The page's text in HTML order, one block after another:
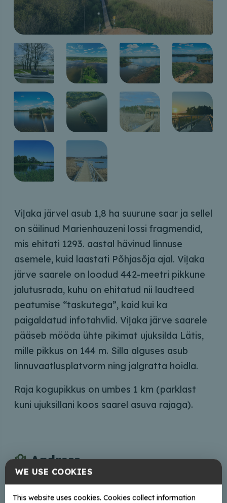
Viļaka järvel asub 1,8 ha suurune saar ja sellel
on säilinud Marienhauzeni lossi fragmendid,
mis ehitati 1293. aastal hävinud linnuse
asemele, kuid laastati Põhjasõja ajal. Viļaka
järve saarele on loodud 442-meetri pikkune
jalutusrada, kuhu on ehitatud nii laudteed
peatumise “taskutega”, kaid kui ka
paigaldatud infotahvlid. Viļaka järve saarele
pääseb mööda ühte pikimat ujuksilda Lätis,
mille pikkus on 144 m. Silla alguses asub
linnuvaatlusplatvorm ning jalgratta hoidla.
Raja kogupikkus on umbes 1 km (parklast
kuni ujuksillani koos saarel asuva rajaga).
Aadress
Liepnas iela 48a, Viļaka, Balvu nov., LV-4583
Braukt
WE USE COOKIES
This website uses cookies. Cookies collect information